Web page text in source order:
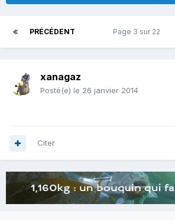
PRÉCÉDENT Page 3 sur 22
xanagaz
Posté(e) le 26 janvier 2014
Citer